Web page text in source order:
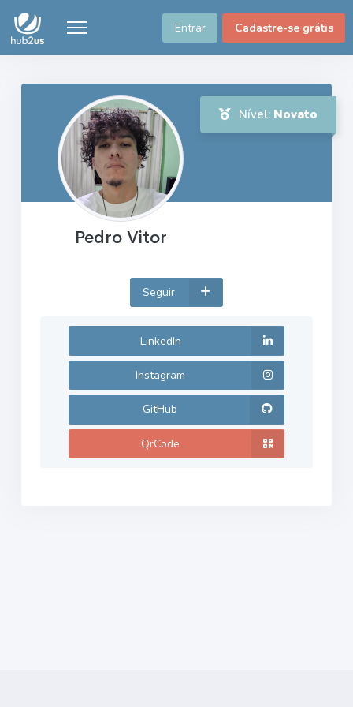
Entrar Cadastre-se grátis
Nível: Novato
Pedro Vitor
Seguir
LinkedIn
Instagram
GitHub
QrCode